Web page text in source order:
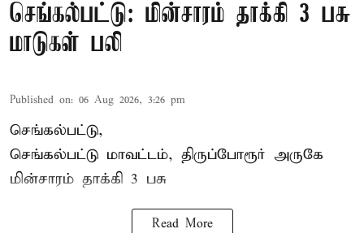
செங்கல்பட்டு: மின்சாரம் தாக்கி 3 பசு
மாடுகள் பலி
Published on: 06 Aug 2026, 3:26 pm
செங்கல்பட்டு,
செங்கல்பட்டு மாவட்டம், திருப்போரூர் அருகே
மின்சாரம் தாக்கி 3 பசு
Read More